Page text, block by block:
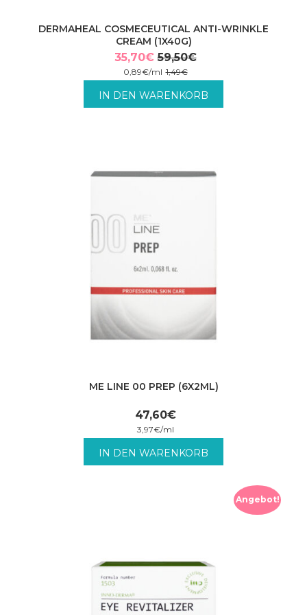
DERMAHEAL COSMECEUTICAL ANTI-WRINKLE
CREAM (1X40G)
59,50€
Ursprünglicher
Preis
war:
35,70€
Aktueller
Preis
ist:
1,49€
0,89€/ml
inkl. MwSt. zzgl. Versandkosten.
IN DEN WARENKORB
ME LINE 00 PREP (6X2ML)
47,60€
3,97€/ml
inkl. MwSt. zzgl. Versandkosten.
IN DEN WARENKORB
Angebot!